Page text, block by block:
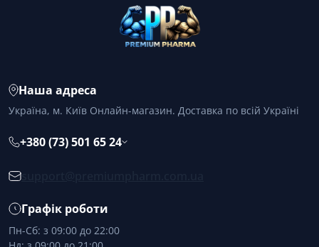
Наша адреса
Україна, м. Київ Онлайн-магазин. Доставка по всій Україні
+380 (73) 501 65 24
Графік роботи
Пн-Сб: з 09:00 до 22:00